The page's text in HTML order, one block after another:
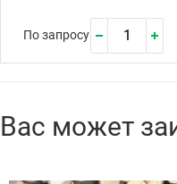
По запросу
Вас может